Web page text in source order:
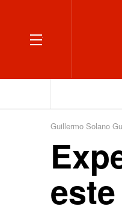
OFF CANVAS
Guillermo Solano